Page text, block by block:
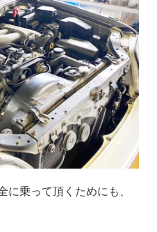
に乗って頂くためにも、